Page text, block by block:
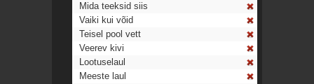
Mida teeksid siis
Vaiki kui võid
Teisel pool vett
Veerev kivi
Lootuselaul
Meeste laul